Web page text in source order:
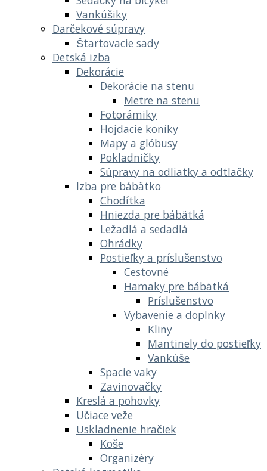
Vankúšiky
Darčekové súpravy
Štartovacie sady
Detská izba
Dekorácie
Dekorácie na stenu
Metre na stenu
Fotorámiky
Hojdacie koníky
Mapy a glóbusy
Pokladničky
Súpravy na odliatky a odtlačky
Izba pre bábätko
Chodítka
Hniezda pre bábätká
Ležadlá a sedadlá
Ohrádky
Postieľky a príslušenstvo
Cestovné
Hamaky pre bábätká
Príslušenstvo
Vybavenie a doplnky
Kliny
Mantinely do postieľky
Vankúše
Spacie vaky
Zavinovačky
Kreslá a pohovky
Učiace veže
Uskladnenie hračiek
Koše
Organizéry